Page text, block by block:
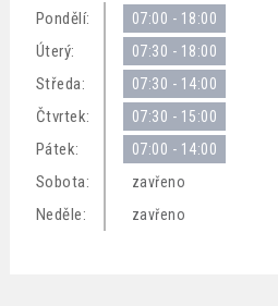
Pondělí: 07:00 - 18:00
Úterý: 07:30 - 18:00
Středa: 07:30 - 14:00
Čtvrtek: 07:30 - 15:00
Pátek: 07:00 - 14:00
Sobota: zavřeno
Neděle: zavřeno